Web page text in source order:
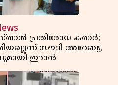
പ്രതിരോധ കരാർ;
സൗദി അറേബ്യ,
ഇറാൻ